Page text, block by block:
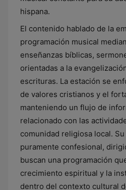
hispana.
El contenido hablado de la
programación musical
enseñanzas bíblicas,
orientadas a la
escrituras. La estación se
de valores cristianos y el
manteniendo un flujo de
relacionado con las
comunidad religiosa local.
puramente confesional,
buscan una programación
crecimiento espiritual y la
dentro del contexto cultural